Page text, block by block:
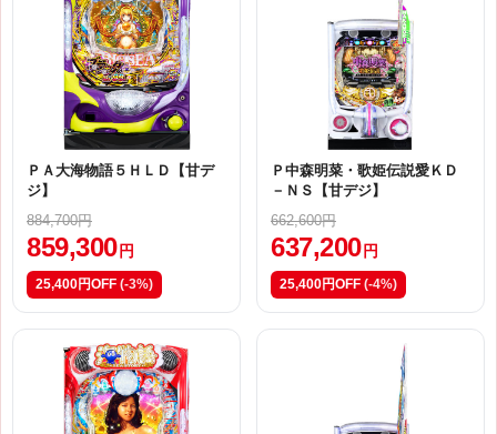
ＰＡ大海物語５ＨＬＤ【甘デ
ジ】
884,700円
859,300 円
25,400円OFF (-3%)
Ｐ中森明菜・歌姫伝説愛ＫＤ
－ＮＳ【甘デジ】
662,600円
637,200 円
25,400円OFF (-4%)